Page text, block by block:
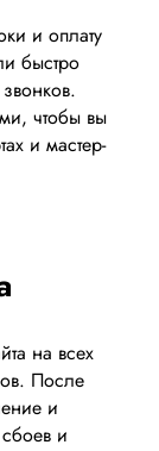
и оплату
быстро
чтобы вы
и мастер-
на всех
После
и
и